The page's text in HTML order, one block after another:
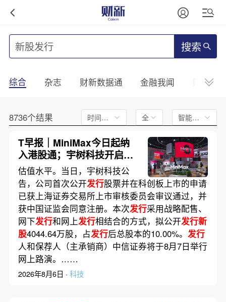
搜索
综合 杂志 财新数据通 金融我闻 财新
8736个结果 时间不限 全文 智能排序
T早报｜MiniMax今日起纳
入港股通；宇树科技开启询
价；谷歌AI人事大重组
估值水平。当日，宇树科技公
告，公司首次公开发行股票并在科创板上市的申请
已获上海证券交易所上市审核委员会审议通过，并
获中国证监会同意注册。本次发行采用战略配售、
网下发行和网上发行相结合的方式，拟公开发行新
股4044.64万股，占发行后总股本的10.00%。 发行
人和保荐人（主承销商）中信证券将于8月7日举行
网上路演。……
2026年8月6日 · 科技